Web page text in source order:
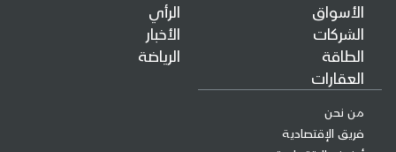
الأسواق
الشركات
الطاقة
العقارات
الرأي
الأخبار
الرياضة
من نحن
فريق الإقتصادية